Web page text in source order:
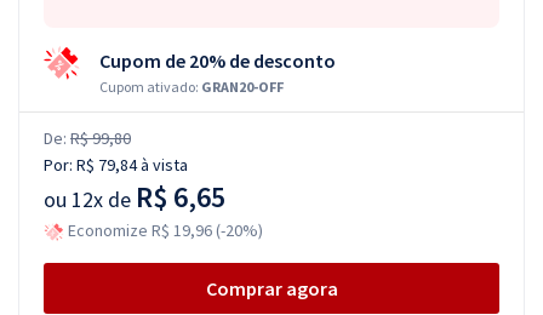
Cupom de 20% de desconto
Cupom ativado: GRAN20-OFF
De: R$ 99,80
Por: R$ 79,84à vista
ou 12x de R$ 6,65
Economize R$ 19,96 (-20%)
Comprar agora